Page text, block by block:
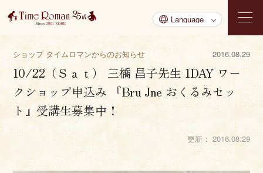
ショップ タイムロマンからのお知らせ 2016.08.29
10/22（Ｓａｔ） 三橋 昌子先生 1DAY ワー
クショップ申込み 『Bru Jne おくるみセッ
ト』受講生募集中！
更新： 2016.08.29